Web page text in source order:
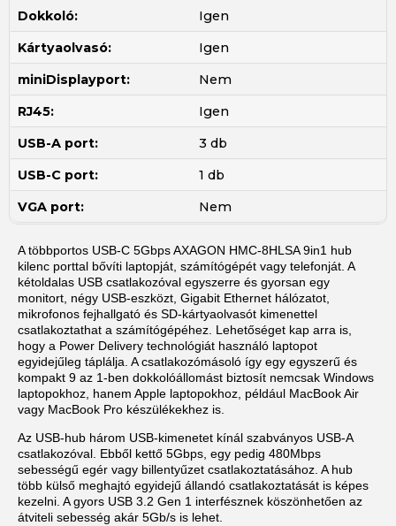
Dokkoló:
Igen
Kártyaolvasó:
Igen
miniDisplayport:
Nem
RJ45:
Igen
USB-A port:
3 db
USB-C port:
1 db
VGA port:
Nem
A többportos USB-C 5Gbps AXAGON HMC-8HLSA 9in1 hub
kilenc porttal bővíti laptopját, számítógépét vagy telefonját. A
kétoldalas USB csatlakozóval egyszerre és gyorsan egy
monitort, négy USB-eszközt, Gigabit Ethernet hálózatot,
mikrofonos fejhallgató és SD-kártyaolvasót kimenettel
csatlakoztathat a számítógépéhez. Lehetőséget kap arra is,
hogy a Power Delivery technológiát használó laptopot
egyidejűleg táplálja. A csatlakozómásoló így egy egyszerű és
kompakt 9 az 1-ben dokkolóállomást biztosít nemcsak Windows
laptopokhoz, hanem Apple laptopokhoz, például MacBook Air
vagy MacBook Pro készülékekhez is.
Az USB-hub három USB-kimenetet kínál szabványos USB-A
csatlakozóval. Ebből kettő 5Gbps, egy pedig 480Mbps
sebességű egér vagy billentyűzet csatlakoztatásához. A hub
több külső meghajtó egyidejű állandó csatlakoztatását is képes
kezelni. A gyors USB 3.2 Gen 1 interfésznek köszönhetően az
átviteli sebesség akár 5Gb/s is lehet.